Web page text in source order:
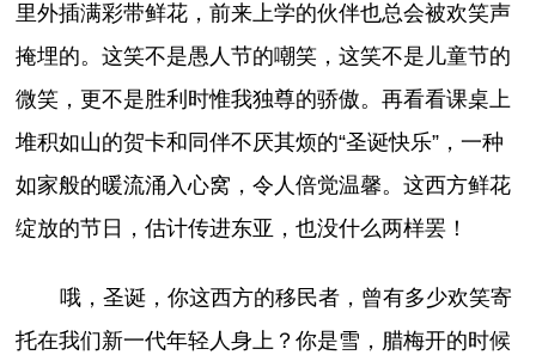
里外插满彩带鲜花，前来上学的伙伴也总会被欢笑声
掩埋的。这笑不是愚人节的嘲笑，这笑不是儿童节的
微笑，更不是胜利时惟我独尊的骄傲。再看看课桌上
堆积如山的贺卡和同伴不厌其烦的“圣诞快乐”，一种
如家般的暖流涌入心窝，令人倍觉温馨。这西方鲜花
绽放的节日，估计传进东亚，也没什么两样罢！
哦，圣诞，你这西方的移民者，曾有多少欢笑寄
托在我们新一代年轻人身上？你是雪，腊梅开的时候